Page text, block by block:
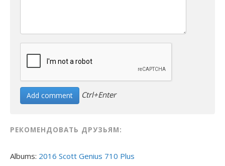
Ctrl+Enter
РЕКОМЕНДОВАТЬ ДРУЗЬЯМ:
Albums: 2016 Scott Genius 710 Plus